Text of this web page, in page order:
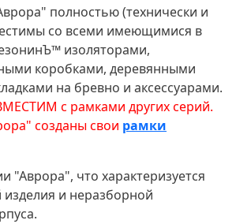
полностью (технически и
со всеми имеющимися в
изоляторами,
коробками, деревянными
на бревно и аксессуарами.
с рамками других серий.
созданы свои рамки
"Аврора", что характеризуется
и неразборной